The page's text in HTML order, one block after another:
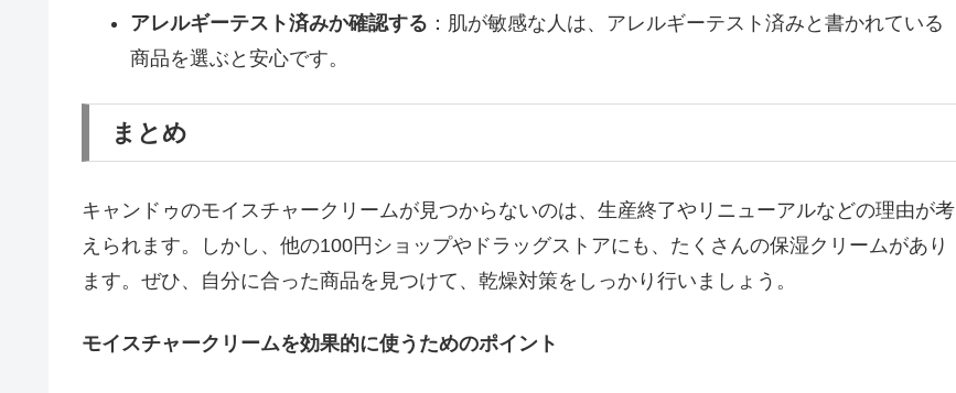
アレルギーテスト済みか確認する ：肌が敏感な人は、アレルギーテスト済みと書かれている
商品を選ぶと安心です。
まとめ
キャンドゥのモイスチャークリームが見つからないのは、生産終了やリニューアルなどの理由が考
えられます。しかし、他の100円ショップやドラッグストアにも、たくさんの保湿クリームがあり
ます。ぜひ、自分に合った商品を見つけて、乾燥対策をしっかり行いましょう。
モイスチャークリームを効果的に使うためのポイント